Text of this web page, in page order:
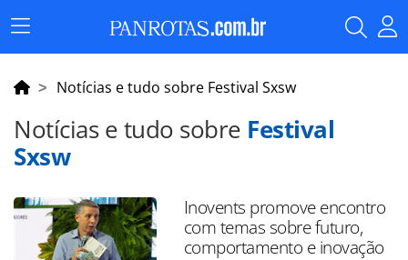
Menu
Principal
Notícias e tudo sobre Festival Sxsw
Notícias e tudo sobre Festival
Sxsw
Inovents promove encontro
com temas sobre futuro,
comportamento e inovação